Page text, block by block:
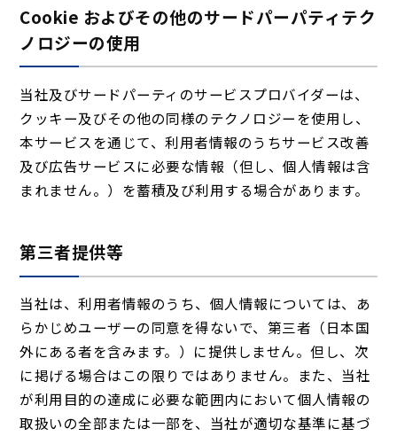
Cookie およびその他のサードパーパティテク
ノロジーの使用
当社及びサードパーティのサービスプロバイダーは、
クッキー及びその他の同様のテクノロジーを使用し、
本サービスを通じて、利用者情報のうちサービス改善
及び広告サービスに必要な情報（但し、個人情報は含
まれません。）を蓄積及び利用する場合があります。
第三者提供等
当社は、利用者情報のうち、個人情報については、あ
らかじめユーザーの同意を得ないで、第三者（日本国
外にある者を含みます。）に提供しません。但し、次
に掲げる場合はこの限りではありません。また、当社
が利用目的の達成に必要な範囲内において個人情報の
取扱いの全部または一部を、当社が適切な基準に基づ